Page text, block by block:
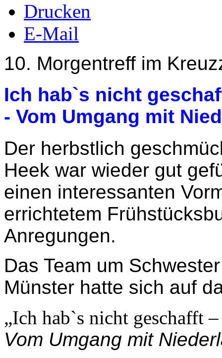
Drucken
E-Mail
10. Morgentreff im
Ich hab`s nicht
- Vom Umgang mit
Der herbstlich
Heek war wieder gut
einen interessanten
errichtetem
Anregungen.
Das Team um
Münster hatte sich auf
„Ich hab`s nicht geschafft
Vom Umgang mit